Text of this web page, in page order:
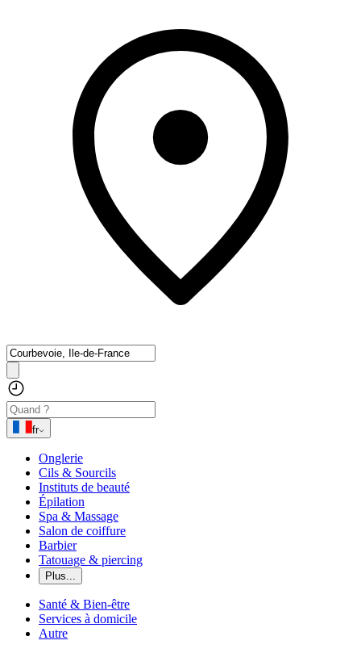
fr
Onglerie
Cils & Sourcils
Instituts de beauté
Épilation
Spa & Massage
Salon de coiffure
Barbier
Tatouage & piercing
Plus...
Santé & Bien-être
Services à domicile
Autre